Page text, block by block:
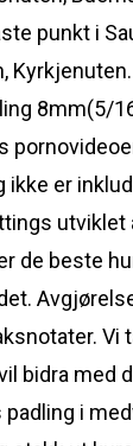
punkt i
8mm(5/
ikke er
utviklet
de beste
Vi
bidra med
i